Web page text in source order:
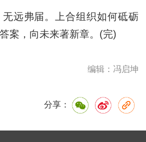
弗届。上合组织如何砥砺
案，向未来著新章。(完)
编辑：冯启坤
分享：